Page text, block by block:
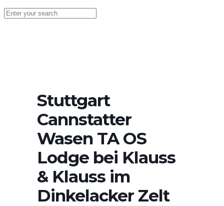
Stuttgart
Cannstatter
Wasen TA OS
Lodge bei Klauss
& Klauss im
Dinkelacker Zelt